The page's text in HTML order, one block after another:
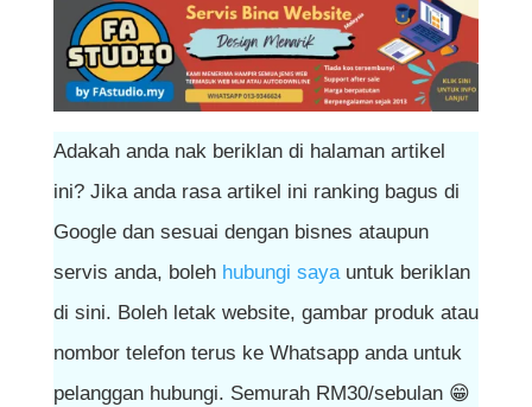
Adakah anda nak beriklan di halaman artikel
ini? Jika anda rasa artikel ini ranking bagus di
Google dan sesuai dengan bisnes ataupun
servis anda, boleh hubungi sayauntuk beriklan
di sini. Boleh letak website, gambar produk atau
nombor telefon terus ke Whatsapp anda untuk
pelanggan hubungi. Semurah RM30/sebulan 😁